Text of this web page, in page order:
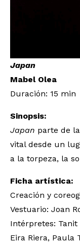
Japan
Mabel Olea
Duración: 15 min
Sinopsis:
Japan parte de
vital desde un
a la torpeza, la
Ficha artística:
Creación y
Vestuario: Joan
Intérpretes: Tanit
Eira Riera, Paula